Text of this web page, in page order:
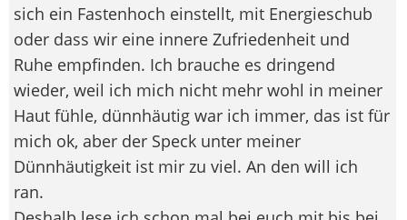
sich ein Fastenhoch einstellt, mit Energieschub
oder dass wir eine innere Zufriedenheit und
Ruhe empfinden. Ich brauche es dringend
wieder, weil ich mich nicht mehr wohl in meiner
Haut fühle, dünnhäutig war ich immer, das ist für
mich ok, aber der Speck unter meiner
Dünnhäutigkeit ist mir zu viel. An den will ich
ran.